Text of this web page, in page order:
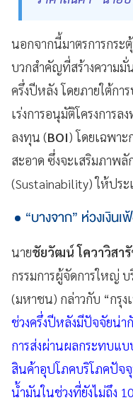
นอกจากนี้มาตรการกระ
บวกสำคัญที่สร้างความ
ครึ่งปีหลัง โดยภายใต้กา
เร่งการอนุมัติโครงการ
ลงทุน (BOI) โดยเฉพาะ
สะอาด ซึ่งจะเสริมภาพ
(Sustainability) ให้ประ
“บางจาก” ห่วงเงิน
นายชัยวัฒน์ โควาวิสา
กรรมการผู้จัดการใหญ่
(มหาชน) กล่าวกับ “กรุง
ช่วงครึ่งปีหลังมีปัจจัยน่
การส่งผ่านผลกระทบแบ
สินค้าอุปโภคบริโภคปัจ
น้ำมันในช่วงที่ยังไม่ถึง